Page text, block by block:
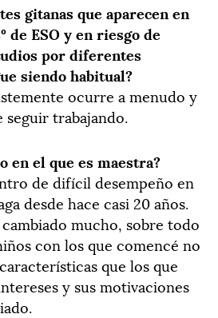
gitanas que aparecen en
de ESO y en riesgo de
por diferentes
siendo habitual?
ocurre a menudo y
seguir trabajando.
en el que es maestra?
de difícil desempeño en
desde hace casi 20 años.
mucho, sobre todo
con los que comencé no
que los que
y sus motivaciones